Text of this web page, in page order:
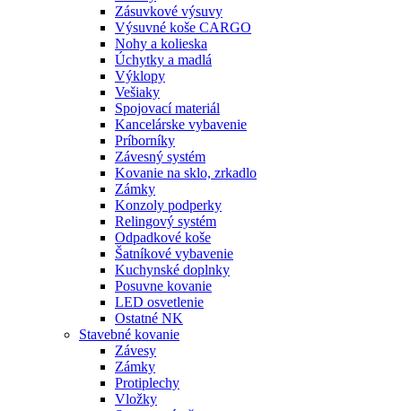
Zásuvkové výsuvy
Výsuvné koše CARGO
Nohy a kolieska
Úchytky a madlá
Výklopy
Vešiaky
Spojovací materiál
Kancelárske vybavenie
Príborníky
Závesný systém
Kovanie na sklo, zrkadlo
Zámky
Konzoly podperky
Relingový systém
Odpadkové koše
Šatníkové vybavenie
Kuchynské doplnky
Posuvne kovanie
LED osvetlenie
Ostatné NK
Stavebné kovanie
Závesy
Zámky
Protiplechy
Vložky